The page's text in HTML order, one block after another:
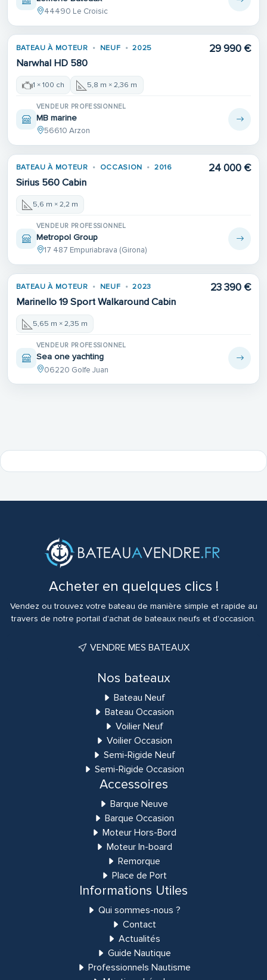
44490 Le Croisic
BATEAU À MOTEUR NEUF 2025
Narwhal HD 580
29 990 €
1 × 100 ch 5,8 m × 2,36 m
VENDEUR PROFESSIONNEL
MB marine
56610 Arzon
BATEAU À MOTEUR OCCASION 2016
Sirius 560 Cabin
24 000 €
5,6 m × 2,2 m
VENDEUR PROFESSIONNEL
Metropol Group
17 487 Empuriabrava (Girona)
BATEAU À MOTEUR NEUF 2023
Marinello 19 Sport Walkaround Cabin
23 390 €
5,65 m × 2,35 m
VENDEUR PROFESSIONNEL
Sea one yachting
06220 Golfe Juan
Acheter en quelques clics !
Vendez ou trouvez votre bateau de manière simple et rapide au
travers de notre portail d'achat de bateaux neufs et d'occasion.
VENDRE MES BATEAUX
Nos bateaux
Bateau Neuf
Bateau Occasion
Voilier Neuf
Voilier Occasion
Semi-Rigide Neuf
Semi-Rigide Occasion
Accessoires
Barque Neuve
Barque Occasion
Moteur Hors-Bord
Moteur In-board
Remorque
Place de Port
Informations Utiles
Qui sommes-nous ?
Contact
Actualités
Guide Nautique
Professionnels Nautisme